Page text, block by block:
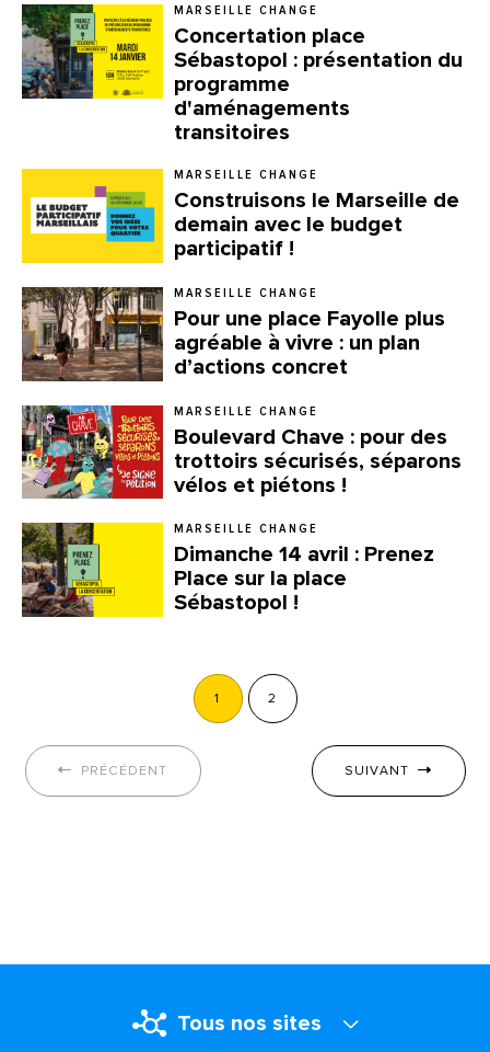
MARSEILLE CHANGE
Concertation place
Sébastopol : présentation du
programme
d'aménagements
transitoires
MARSEILLE CHANGE
Construisons le Marseille de
demain avec le budget
participatif !
MARSEILLE CHANGE
Pour une place Fayolle plus
agréable à vivre : un plan
d’actions concret
MARSEILLE CHANGE
Boulevard Chave : pour des
trottoirs sécurisés, séparons
vélos et piétons !
MARSEILLE CHANGE
Dimanche 14 avril : Prenez
Place sur la place
Sébastopol !
PRÉCÉDENT
1 2
SUIVANT
Tous nos sites